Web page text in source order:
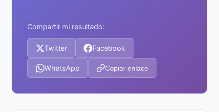
Compartir mi resultado:
Twitter Facebook
WhatsApp Copiar enlace